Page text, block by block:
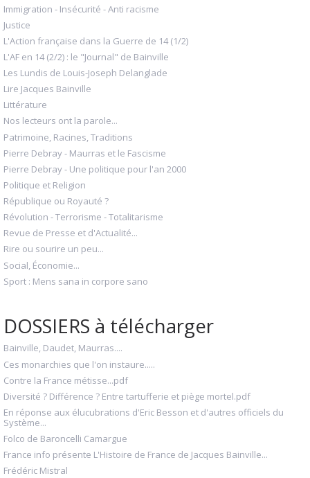
Immigration - Insécurité - Anti racisme
Justice
L'Action française dans la Guerre de 14 (1/2)
L'AF en 14 (2/2) : le "Journal" de Bainville
Les Lundis de Louis-Joseph Delanglade
Lire Jacques Bainville
Littérature
Nos lecteurs ont la parole...
Patrimoine, Racines, Traditions
Pierre Debray - Maurras et le Fascisme
Pierre Debray - Une politique pour l'an 2000
Politique et Religion
République ou Royauté ?
Révolution - Terrorisme - Totalitarisme
Revue de Presse et d'Actualité...
Rire ou sourire un peu...
Social, Économie...
Sport : Mens sana in corpore sano
DOSSIERS à télécharger
Bainville, Daudet, Maurras....
Ces monarchies que l'on instaure.....
Contre la France métisse...pdf
Diversité ? Différence ? Entre tartufferie et piège mortel.pdf
En réponse aux élucubrations d'Eric Besson et d'autres officiels du
Système...
Folco de Baroncelli Camargue
France info présente L'Histoire de France de Jacques Bainville...
Frédéric Mistral